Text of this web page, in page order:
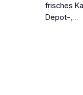
frisches
Depot-,…